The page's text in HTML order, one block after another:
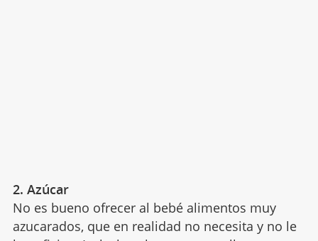
2. Azúcar
No es bueno ofrecer al bebé alimentos muy
azucarados, que en realidad no necesita y no le